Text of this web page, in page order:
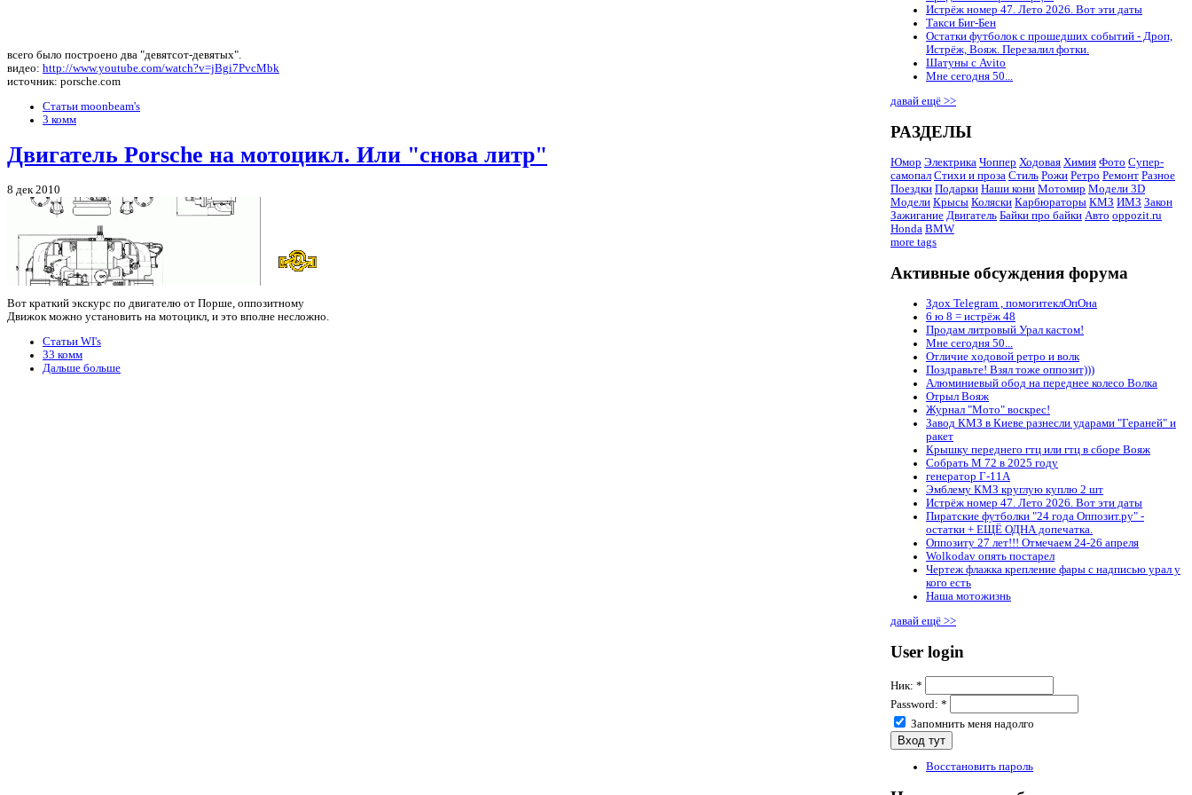
всего было построено два "девятсот-девятых".
видео: http://www.youtube.com/watch?v=jBgi7PvcMbk
источник: porsche.com
Статьи moonbeam's
3 комм
Двигатель Porsche на мотоцикл. Или "снова литр"
8 дек 2010
Вот краткий экскурс по двигателю от Порше, оппозитному
Движок можно установить на мотоцикл, и это вполне несложно.
Статьи WI's
33 комм
Дальше больше
Истрёж номер 47. Лето 2026. Вот эти даты
Такси Биг-Бен
Остатки футболок с прошедших событий - Дроп,
Истрёж, Вояж. Перезалил фотки.
Шатуны с Avito
Мне сегодня 50...
давай ещё >>
РАЗДЕЛЫ
Юмор Электрика Чоппер Ходовая Химия Фото Супер-
самопал Стихи и проза Стиль Рожи Ретро Ремонт Разное
Поездки Подарки Наши кони Мотомир Модели 3D
Модели Крысы Коляски Карбюраторы КМЗ ИМЗ Закон
Зажигание Двигатель Байки про байки Авто oppozit.ru
Honda BMW
more tags
Активные обсуждения форума
Здох Telegram , помогитеклОпОна
6 ю 8 = истрёж 48
Продам литровый Урал кастом!
Мне сегодня 50...
Отличие ходовой ретро и волк
Поздравьте! Взял тоже оппозит)))
Алюминиевый обод на переднее колесо Волка
Отрыл Вояж
Журнал "Мото" воскрес!
Завод КМЗ в Киеве разнесли ударами "Гераней" и
ракет
Крышку переднего гтц или гтц в сборе Вояж
Собрать М 72 в 2025 году
генератор Г-11А
Эмблему КМЗ круглую куплю 2 шт
Истрёж номер 47. Лето 2026. Вот эти даты
Пиратские футболки "24 года Оппозит.ру" -
остатки + ЕЩЁ ОДНА допечатка.
Оппозиту 27 лет!!! Отмечаем 24-26 апреля
Wolkodav опять постарел
Чертеж флажка крепление фары с надписью урал у
кого есть
Наша мотожизнь
давай ещё >>
User login
Ник: *
Password: *
Запомнить меня надолго
Восстановить пароль